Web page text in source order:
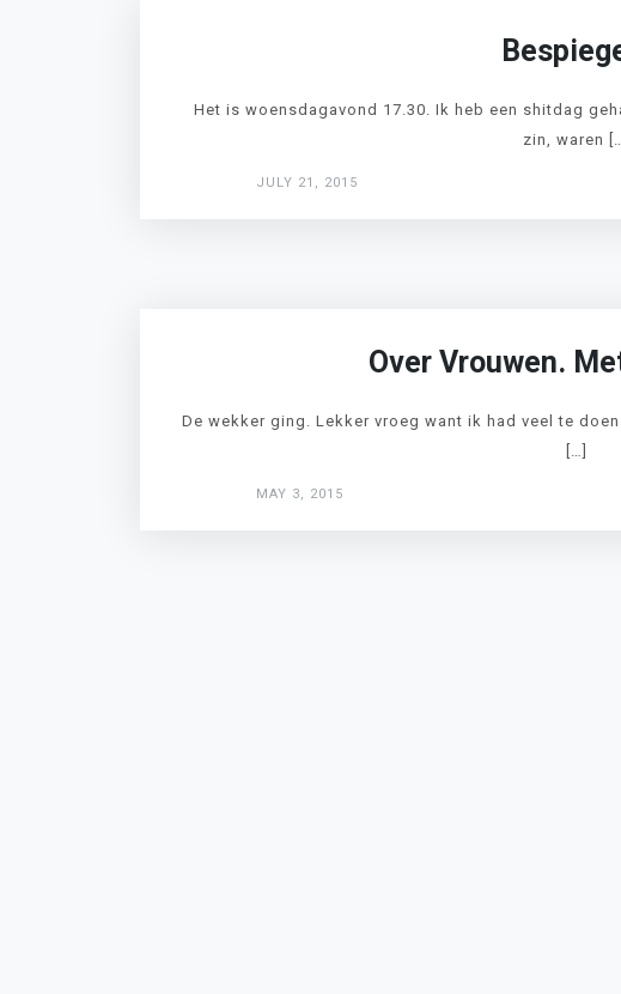
Het is woensdagavond 17.30. Ik heb een shitdag
zin, waren
JULY 21, 2015
Over Vrouwen.
De wekker ging. Lekker vroeg want ik had veel te
[…]
MAY 3, 2015